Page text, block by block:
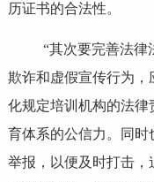
历证书的合法性。
“其次要完善法律
欺诈和虚假宣传行为，
化规定培训机构的法
育体系的公信力。同
举报，以便及时打击